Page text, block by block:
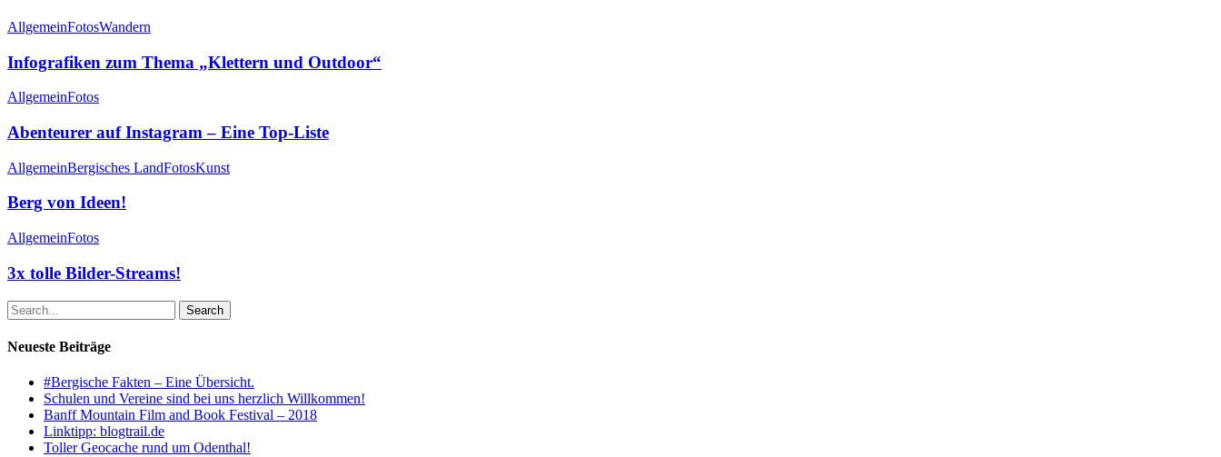
AllgemeinFotosWandern
Infografiken zum Thema „Klettern und Outdoor“
AllgemeinFotos
Abenteurer auf Instagram – Eine Top-Liste
AllgemeinBergisches LandFotosKunst
Berg von Ideen!
AllgemeinFotos
3x tolle Bilder-Streams!
Search
Neueste Beiträge
#Bergische Fakten – Eine Übersicht.
Schulen und Vereine sind bei uns herzlich Willkommen!
Banff Mountain Film and Book Festival – 2018
Linktipp: blogtrail.de
Toller Geocache rund um Odenthal!